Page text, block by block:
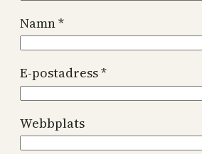
Namn*
E-postadress*
Webbplats